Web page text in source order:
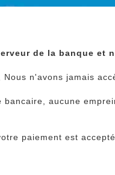
de la banque et
n'avons jamais
aucune
paiement est